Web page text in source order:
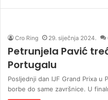
Cro Ring 29. siječnja 2024.
Petrunjela Pavić
Portugalu
Posljednji dan IJF Grand Prixa u
borbe do same završnice. U